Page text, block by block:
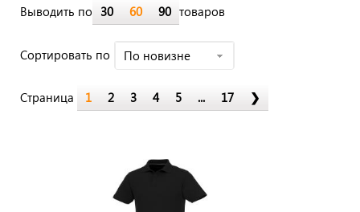
Выводить по 30 60 90 товаров
Cортировать по По новизне
Страница 1 2 3 4 5 ... 17 ❯